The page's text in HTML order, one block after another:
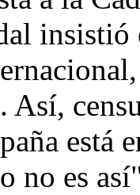
Así,
está
no es